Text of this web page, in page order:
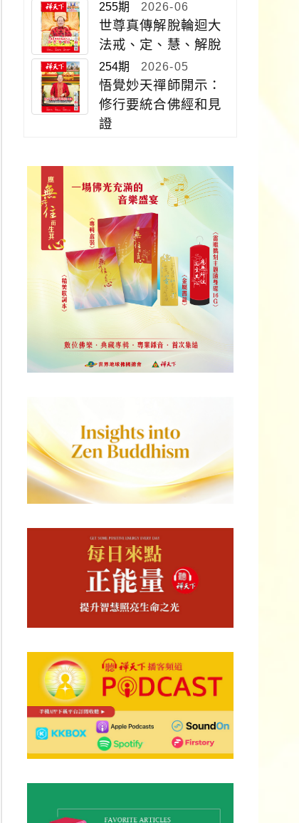
255期 2026-06
世尊真傳解脫輪迴大
法戒、定、慧、解脫
254期 2026-05
悟覺妙天禪師開示：
修行要統合佛經和見
證